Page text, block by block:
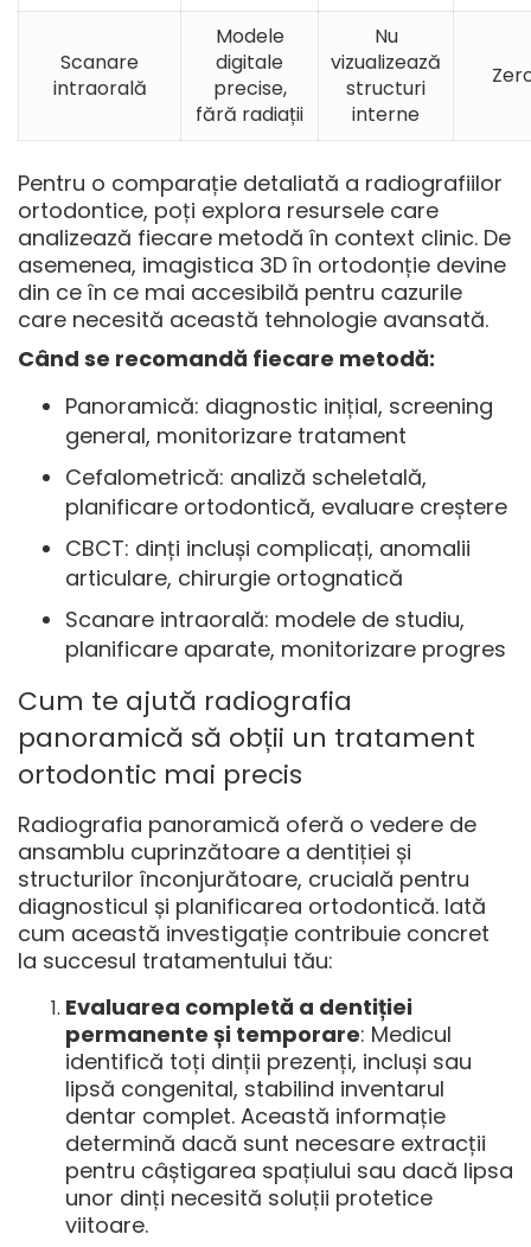
Scanare
intraorală
Modele
digitale
precise,
fără radiații
Nu
vizualizează
structuri
interne
Pentru o comparație detaliată a radiografiilor
ortodontice, poți explora resursele care
analizează fiecare metodă în context clinic. De
asemenea, imagistica 3D în ortodonție devine
din ce în ce mai accesibilă pentru cazurile
care necesită această tehnologie avansată.
Când se recomandă fiecare metodă:
Panoramică: diagnostic inițial, screening
general, monitorizare tratament
Cefalometrică: analiză scheletală,
planificare ortodontică, evaluare creștere
CBCT: dinți incluși complicați, anomalii
articulare, chirurgie ortognatică
Scanare intraorală: modele de studiu,
planificare aparate, monitorizare progres
Cum te ajută radiografia
panoramică să obții un tratament
ortodontic mai precis
Radiografia panoramică oferă o vedere de
ansamblu cuprinzătoare a dentiției și
structurilor înconjurătoare, crucială pentru
diagnosticul și planificarea ortodontică. Iată
cum această investigație contribuie concret
la succesul tratamentului tău:
Evaluarea completă a dentiției
permanente și temporare: Medicul
identifică toți dinții prezenți, incluși sau
lipsă congenital, stabilind inventarul
dentar complet. Această informație
determină dacă sunt necesare extracții
pentru câștigarea spațiului sau dacă lipsa
unor dinți necesită soluții protetice
viitoare.